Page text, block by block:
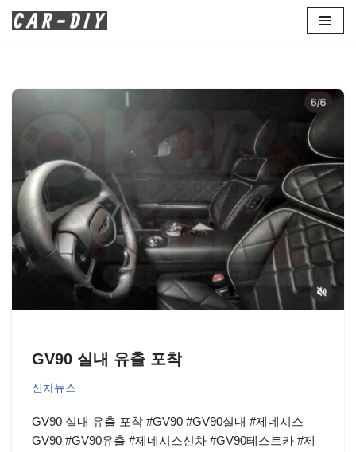
GV90 실내 유출 포착
신차뉴스
GV90 실내 유출 포착 #GV90 #GV90실내 #제네시스
GV90 #GV90유출 #제네시스신차 #GV90테스트카 #제